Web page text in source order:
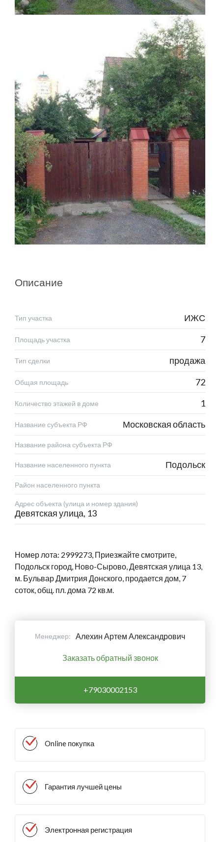
Описание
Тип участка ИЖС
Площадь участка 7
Тип сделки продажа
Общая площадь 72
Количество этажей в доме 1
Название субъекта РФ Московская область
Название района субъекта РФ
Название населенного пункта Подольск
Район населенного пункта
Адрес объекта (улица и номер здания)
Девятская улица, 13
Номер лота: 2999273, Приезжайте смотрите,
Подольск город, Ново-Сырово, Девятская улица 13,
м. Бульвар Дмитрия Донского, продается дом, 7
соток, общ. пл. дома 72 кв.м.
Менеджер: Алехин Артем Александрович
Заказать обратный звонок
+79030002153
Online покупка
Гарантия лучшей цены
Электронная регистрация